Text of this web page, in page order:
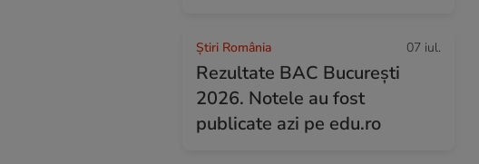
Știri România 07 iul.
Rezultate BAC București
2026. Notele au fost
publicate azi pe edu.ro